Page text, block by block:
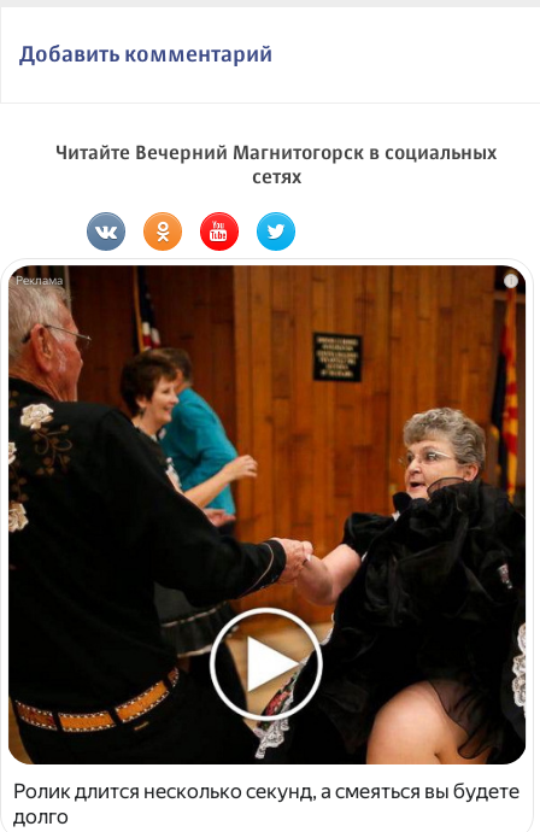
Добавить комментарий
Читайте Вечерний Магнитогорск в социальных
сетях
i
Ролик длится несколько секунд, а смеяться вы будете
долго